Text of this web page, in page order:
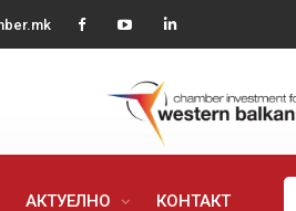
АКТУЕЛНО КОНТАКТ